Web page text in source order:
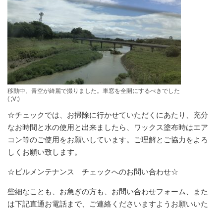
移動中、青空が綺麗で撮りました。車窓を全開にするべきでした
( ;∀;)
☆チェックでは、お掃除に行かせていただくにあたり、充分
なお時間と水の使用と出来ましたら、ワックス塗布時はエア
コン等のご使用をお願いしています。ご理解とご協力をよろ
しくお願い致します。
☆ビルメンテナンス チェックへのお問い合わせ☆
些細なことも、お急ぎの方も、お問い合わせフォーム、また
は下記直通お電話まで、ご連絡くださいますようお願いいた